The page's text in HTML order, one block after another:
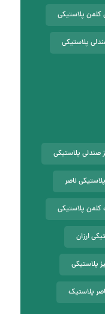
پلاستیکی
پلاستیکی
صندلی پلاستیکی
ناصر
پلاستیکی
ارزان
پلاستیکی
پلاستیک